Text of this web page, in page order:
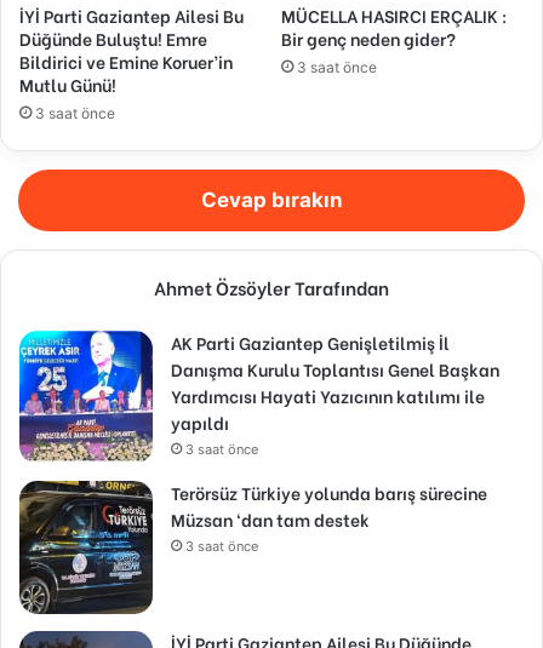
İYİ Parti Gaziantep Ailesi Bu
Düğünde Buluştu! Emre
Bildirici ve Emine Koruer’in
Mutlu Günü!
3 saat önce
MÜCELLA HASIRCI ERÇALIK :
Bir genç neden gider?
3 saat önce
Cevap bırakın
Ahmet Özsöyler Tarafından
AK Parti Gaziantep Genişletilmiş İl
Danışma Kurulu Toplantısı Genel Başkan
Yardımcısı Hayati Yazıcının katılımı ile
yapıldı
3 saat önce
Terörsüz Türkiye yolunda barış sürecine
Müzsan ‘dan tam destek
3 saat önce
İYİ Parti Gaziantep Ailesi Bu Düğünde